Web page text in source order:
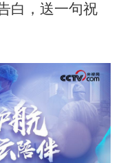
白，送一句祝